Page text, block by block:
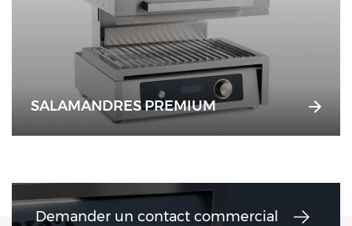
SALAMANDRES PREMIUM
Demander un contact commercial